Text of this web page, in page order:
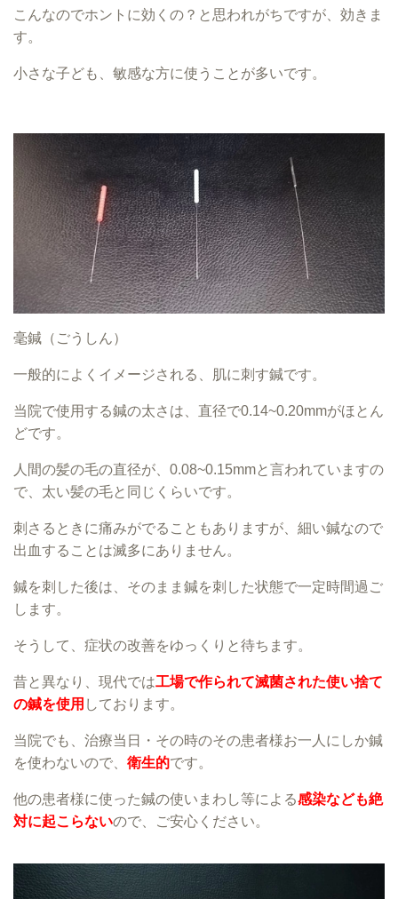
こんなのでホントに効くの？と思われがちですが、効きま
す。
小さな子ども、敏感な方に使うことが多いです。
毫鍼（ごうしん）
一般的によくイメージされる、肌に刺す鍼です。
当院で使用する鍼の太さは、直径で0.14~0.20mmがほとん
どです。
人間の髪の毛の直径が、0.08~0.15mmと言われていますの
で、太い髪の毛と同じくらいです。
刺さるときに痛みがでることもありますが、細い鍼なので
出血することは滅多にありません。
鍼を刺した後は、そのまま鍼を刺した状態で一定時間過ご
します。
そうして、症状の改善をゆっくりと待ちます。
昔と異なり、現代では工場で作られて滅菌された使い捨て
の鍼を使用 しております。
当院でも、治療当日・その時のその患者様お一人にしか鍼
を使わないので、 衛生的です。
他の患者様に使った鍼の使いまわし等による感染なども絶
対に起こらないので、ご安心ください。